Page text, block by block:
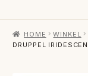
AFREKENEN
HOME WINKEL
DRUPPEL